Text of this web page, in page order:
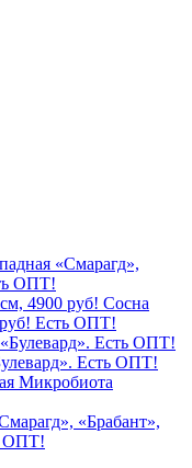
«Смарагд»,
ОПТ!
Сосна
руб! Есть ОПТ!
Есть ОПТ!
Микробиота
«Брабант»,
ОПТ!